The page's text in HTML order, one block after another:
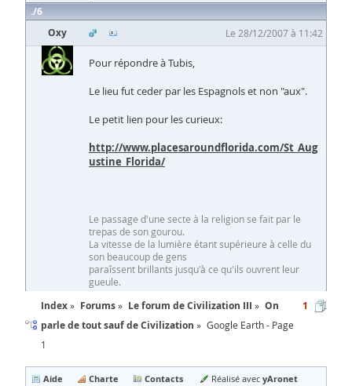
6
Oxy
Le 28/12/2007 à 11:42
Pour répondre à Tubis,
Le lieu fut ceder par les Espagnols et non "aux".
Le petit lien pour les curieux:
http://www.placesaroundflorida.com/St_Aug
ustine_Florida/
Le passage d'une secte à la religion se fait par le
trepas de son gourou.
La vitesse de la lumière étant supérieure à celle du
son beaucoup de gens
paraîssent brillants jusqu'à ce qu'ils ouvrent leur
gueule.
Index Forums Le forum de Civilization III
On
parle de tout sauf de Civilization
Google Earth - Page
1
1
Aide Charte Contacts Réalisé avecyAronet